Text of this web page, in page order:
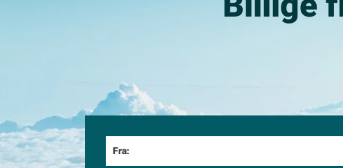
Fra: